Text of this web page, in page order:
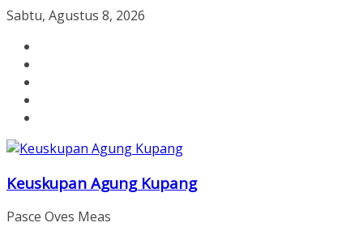
Skip
content
Sabtu, Agustus 8, 2026
Keuskupan Agung Kupang
Pasce Oves Meas